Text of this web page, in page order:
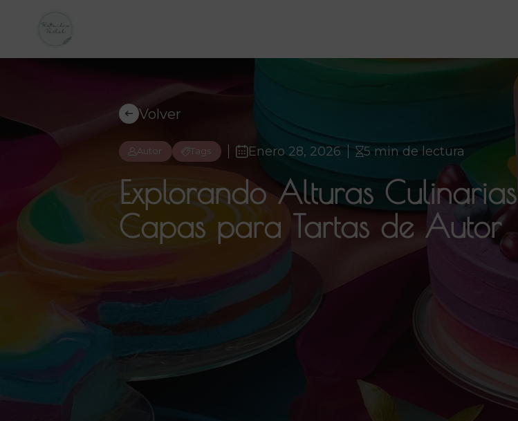
Volver
Autor Tags Enero 28, 2026 5 min de lectura
Explorando Alturas
Capas para Tartas de Autor